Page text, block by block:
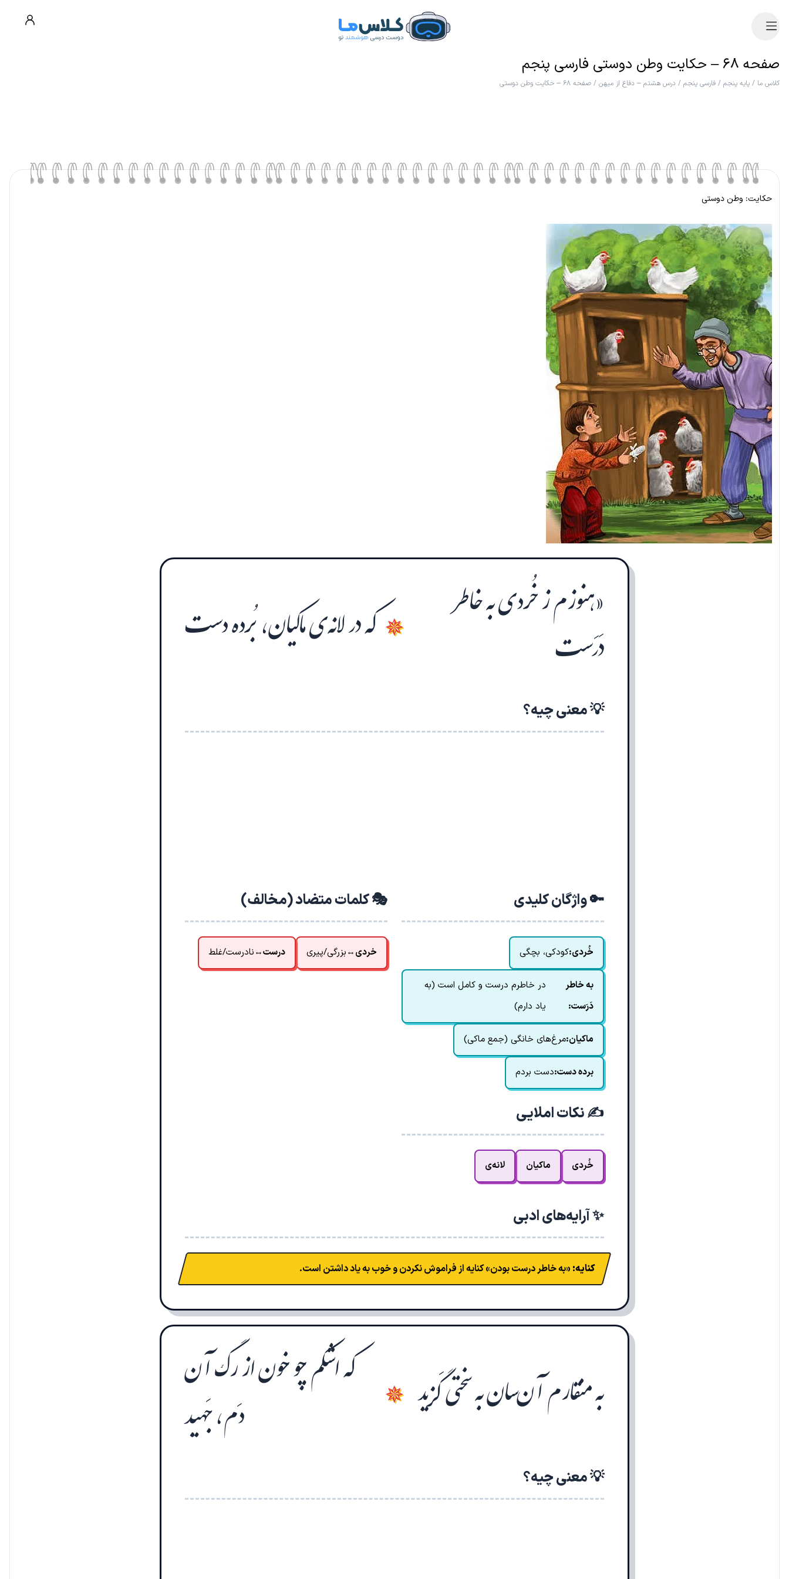
صفحه ۶۸ – حکایت وطن دوستی فارسی پنجم
کلاس ما / پایه پنجم / فارسی پنجم / درس هشتم – دفاع از میهن / صفحه ۶۸ – حکایت وطن دوستی
حکایت: وطن دوستی
«هنوزم ز خُردی به خاطر
دَرَست ✵ که در لانه‌ی ماکیان، بُرده دست
💡 معنی چیه؟
🔑 واژگان کلیدی
خُردی:کودکی، بچگی
به خاطر
دَرَست:
در خاطرم درست و کامل است (به
یاد دارم)
ماکیان:مرغ‌های خانگی (جمع ماکی)
برده دست:دست بردم
🎭 کلمات متضاد (مخالف)
خردی↔بزرگی/پیری درست↔نادرست/غلط
✍️ نکات املایی
خُردی ماکیان لانه‌ی
✨ آرایه‌های ادبی
کنایه: «به خاطر درست بودن» کنایه از فراموش نکردن و خوب به یاد داشتن است.
به منقارم آن‌سان به سختی گَزید ✵ که اشکم چو خون از رگ آن
دَم، جَهید
💡 معنی چیه؟